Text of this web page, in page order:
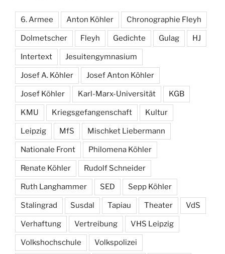
6. Armee Anton Köhler Chronographie Fleyh
Dolmetscher Fleyh Gedichte Gulag HJ
Intertext Jesuitengymnasium
Josef A. Köhler Josef Anton Köhler
Josef Köhler Karl-Marx-Universität KGB
KMU Kriegsgefangenschaft Kultur
Leipzig MfS Mischket Liebermann
Nationale Front Philomena Köhler
Renate Köhler Rudolf Schneider
Ruth Langhammer SED Sepp Köhler
Stalingrad Susdal Tapiau Theater VdS
Verhaftung Vertreibung VHS Leipzig
Volkshochschule Volkspolizei